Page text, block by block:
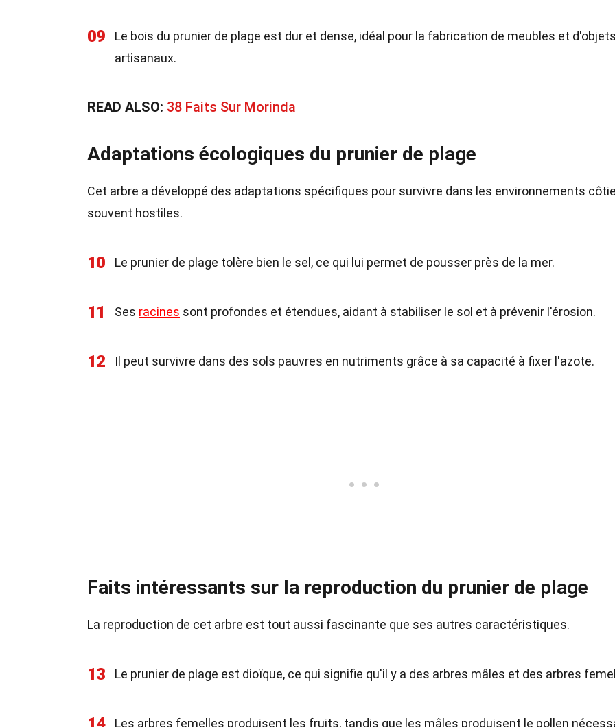
09
Le bois du prunier de plage est dur et dense, idéal pour la fabrication de meubles et
artisanaux.
READ ALSO: 38 Faits Sur Morinda
Adaptations écologiques du prunier de plage
Cet arbre a développé des adaptations spécifiques pour survivre dans les environnements
souvent hostiles.
10 Le prunier de plage tolère bien le sel, ce qui lui permet de pousser près de la mer.
11 Ses racines sont profondes et étendues, aidant à stabiliser le sol et à prévenir l'érosion.
12 Il peut survivre dans des sols pauvres en nutriments grâce à sa capacité à fixer l'azote.
Faits intéressants sur la reproduction du prunier de plage
La reproduction de cet arbre est tout aussi fascinante que ses autres caractéristiques.
13 Le prunier de plage est dioïque, ce qui signifie qu'il y a des arbres mâles et des arbres
Les arbres femelles produisent les fruits, tandis que les mâles produisent le pollen